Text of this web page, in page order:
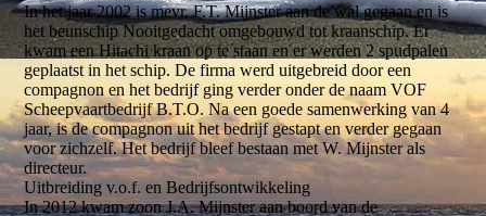
In het jaar 2002 is mevr. F.T. Mijnster aan de wal gegaan en is
het beunschip Nooitgedacht omgebouwd tot kraanschip. Er
kwam een Hitachi kraan op te staan en er werden 2 spudpalen
geplaatst in het schip. De firma werd uitgebreid door een
compagnon en het bedrijf ging verder onder de naam VOF
Scheepvaartbedrijf B.T.O. Na een goede samenwerking van 4
jaar, is de compagnon uit het bedrijf gestapt en verder gegaan
voor zichzelf. Het bedrijf bleef bestaan met W. Mijnster als
directeur.
Uitbreiding v.o.f. en Bedrijfsontwikkeling
In 2012 kwam zoon J.A. Mijnster aan boord van de